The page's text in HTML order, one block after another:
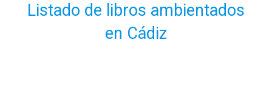
Listado de libros ambientados
en Cádiz